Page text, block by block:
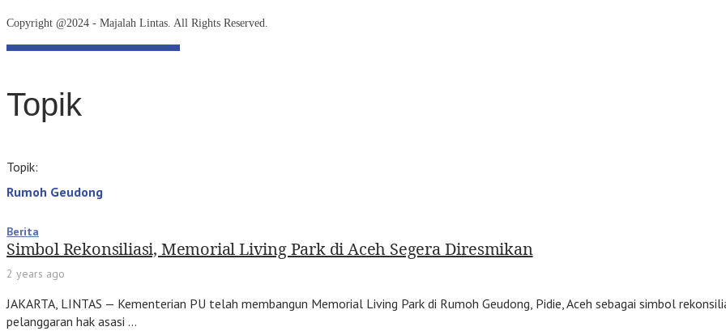
Copyright @2024 - Majalah Lintas. All Rights Reserved.
Topik
Topik:
Rumoh Geudong
Berita
Simbol Rekonsiliasi, Memorial Living Park di Aceh Segera Diresmikan
2 years ago
JAKARTA, LINTAS — Kementerian PU telah membangun Memorial Living Park di Rumoh Geudong, Pidie, Aceh sebagai simbol
pelanggaran hak asasi …